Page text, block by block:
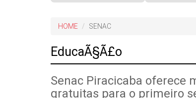
HOME SENAC
EducaÃ§Ã£o
Senac Piracicaba oferece
gratuitas para o primeiro